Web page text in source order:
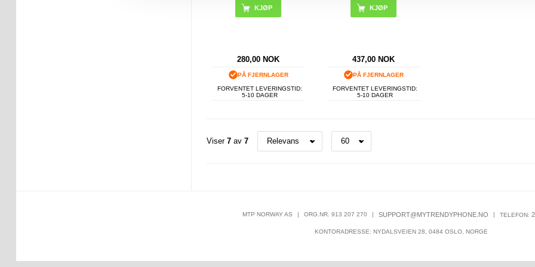
KJØP
280,00 NOK
PÅ FJERNLAGER
FORVENTET LEVERINGSTID:
5-10 DAGER
437,00 NOK
PÅ FJERNLAGER
FORVENTET LEVERINGSTID:
5-10 DAGER
Viser 7av 7
MTP NORWAY AS | ORG.NR. 913 207 270 | SUPPORT@MYTRENDYPHONE.NO | TELEFON:
KONTORADRESSE: NYDALSVEIEN 28, 0484 OSLO, NORGE